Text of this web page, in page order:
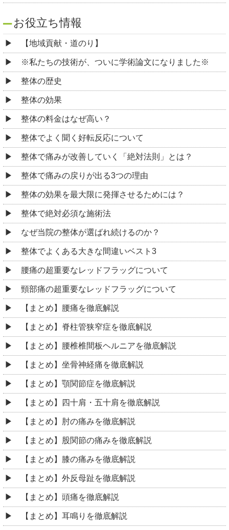
お役立ち情報
【地域貢献・道のり】
※私たちの技術が、ついに学術論文になりました※
整体の歴史
整体の効果
整体の料金はなぜ高い？
整体でよく聞く好転反応について
整体で痛みが改善していく「絶対法則」とは？
整体で痛みの戻りが出る3つの理由
整体の効果を最大限に発揮させるためには？
整体で絶対必須な施術法
なぜ当院の整体が選ばれ続けるのか？
整体でよくある大きな間違いベスト3
腰痛の超重要なレッドフラッグについて
頸部痛の超重要なレッドフラッグについて
【まとめ】腰痛を徹底解説
【まとめ】脊柱管狭窄症を徹底解説
【まとめ】腰椎椎間板ヘルニアを徹底解説
【まとめ】坐骨神経痛を徹底解説
【まとめ】顎関節症を徹底解説
【まとめ】四十肩・五十肩を徹底解説
【まとめ】肘の痛みを徹底解説
【まとめ】股関節の痛みを徹底解説
【まとめ】膝の痛みを徹底解説
【まとめ】外反母趾を徹底解説
【まとめ】頭痛を徹底解説
【まとめ】耳鳴りを徹底解説